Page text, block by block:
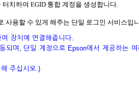
터치하여 EGID 통합 계정을 생성합니다.
사용할 수 있게 해주는 단일 로그인 서비스입
장치에 연결해줍니다.
되며, 단일 계정으로 Epson에서 제공하는 여
주십시오.)